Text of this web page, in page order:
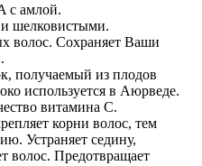
с амлой.
шелковистыми.
волос. Сохраняет Ваши
получаемый из плодов
используется в Аюрведе.
витамина С.
корни волос, тем
Устраняет седину,
волос. Предотвращает